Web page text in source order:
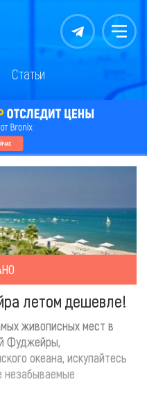
Контакты Меню
Статьи
летом дешевле!
живописных мест в
Фуджейры,
океана, искупайтесь
незабываемые